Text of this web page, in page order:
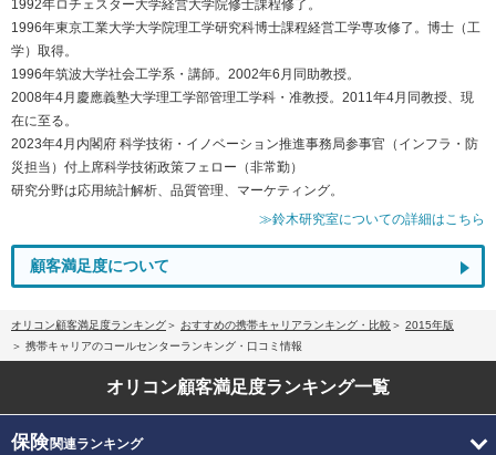
1992年ロチェスター大学経営大学院修士課程修了。
1996年東京工業大学大学院理工学研究科博士課程経営工学専攻修了。博士（工
学）取得。
1996年筑波大学社会工学系・講師。2002年6月同助教授。
2008年4月慶應義塾大学理工学部管理工学科・准教授。2011年4月同教授、現
在に至る。
2023年4月内閣府 科学技術・イノベーション推進事務局参事官（インフラ・防
災担当）付上席科学技術政策フェロー（非常勤）
研究分野は応用統計解析、品質管理、マーケティング。
≫鈴木研究室についての詳細はこちら
顧客満足度について
オリコン顧客満足度ランキング おすすめの携帯キャリアランキング・比較
2015年版
携帯キャリアのコールセンターランキング・口コミ情報
オリコン顧客満足度ランキング一覧
保険関連ランキング